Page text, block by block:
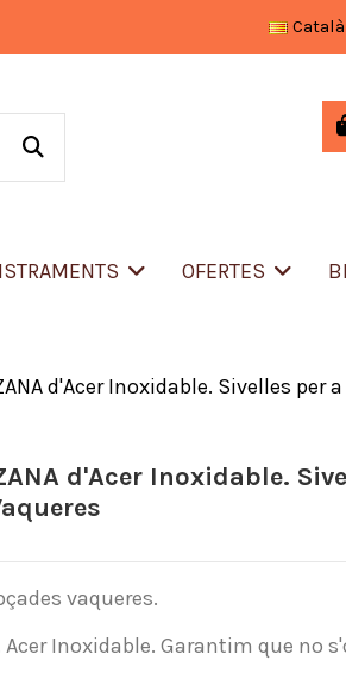
Català
OFERTES
d'Acer Inoxidable. Sivelles per
d'Acer Inoxidable.
vaqueres.
Acer Inoxidable. Garantim que no